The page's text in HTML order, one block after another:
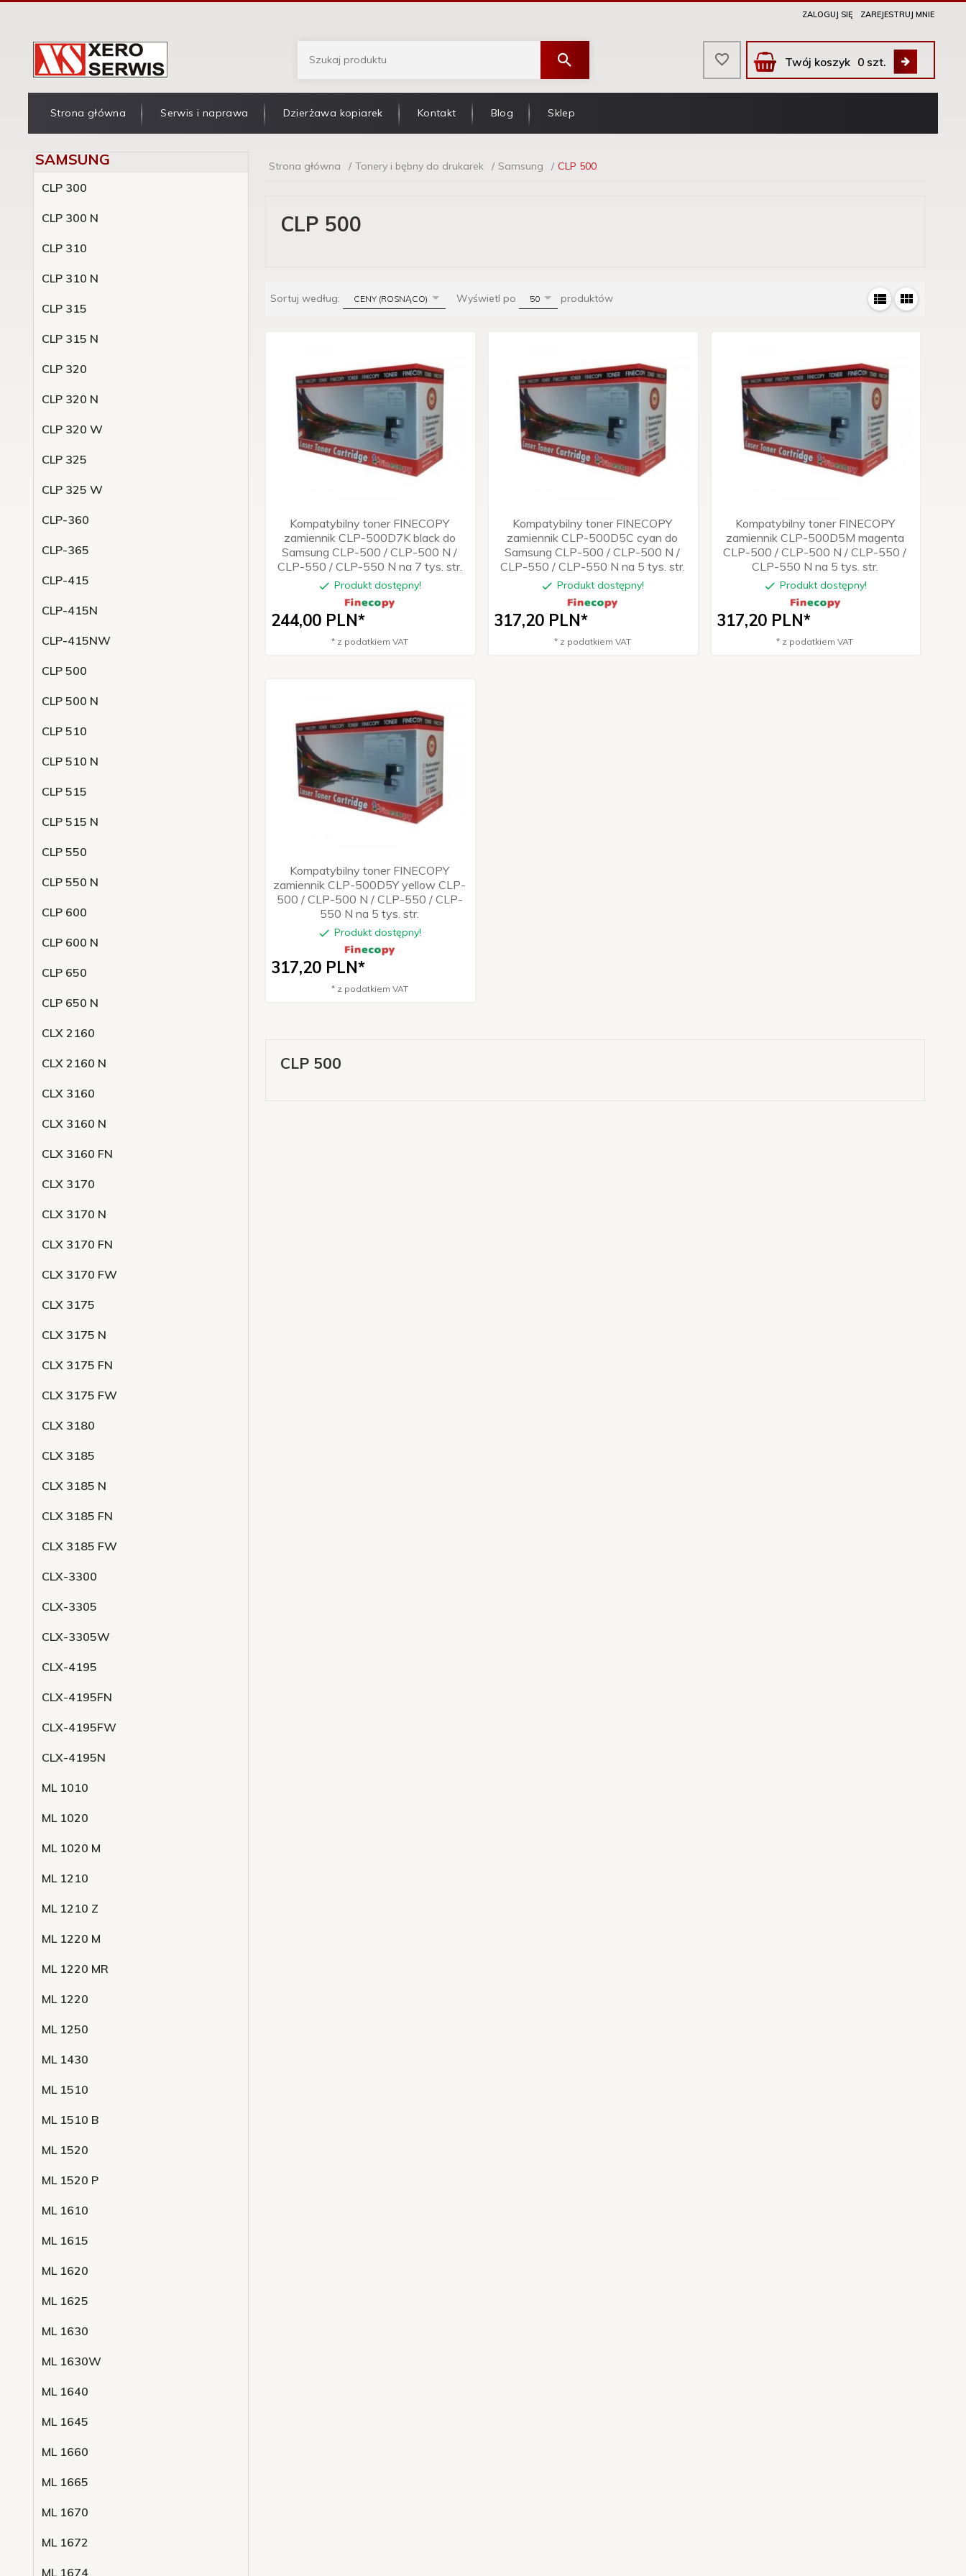
ZALOGUJ SIĘ ZAREJESTRUJ MNIE
Twój koszyk 0szt.
Strona główna Serwis i naprawa Dzierżawa kopiarek Kontakt Blog Sklep
SAMSUNG
CLP 300
CLP 300 N
CLP 310
CLP 310 N
CLP 315
CLP 315 N
CLP 320
CLP 320 N
CLP 320 W
CLP 325
CLP 325 W
CLP-360
CLP-365
CLP-415
CLP-415N
CLP-415NW
CLP 500
CLP 500 N
CLP 510
CLP 510 N
CLP 515
CLP 515 N
CLP 550
CLP 550 N
CLP 600
CLP 600 N
CLP 650
CLP 650 N
CLX 2160
CLX 2160 N
CLX 3160
CLX 3160 N
CLX 3160 FN
CLX 3170
CLX 3170 N
CLX 3170 FN
CLX 3170 FW
CLX 3175
CLX 3175 N
CLX 3175 FN
CLX 3175 FW
CLX 3180
CLX 3185
CLX 3185 N
CLX 3185 FN
CLX 3185 FW
CLX-3300
CLX-3305
CLX-3305W
CLX-4195
CLX-4195FN
CLX-4195FW
CLX-4195N
ML 1010
ML 1020
ML 1020 M
ML 1210
ML 1210 Z
ML 1220 M
ML 1220 MR
ML 1220
ML 1250
ML 1430
ML 1510
ML 1510 B
ML 1520
ML 1520 P
ML 1610
ML 1615
ML 1620
ML 1625
ML 1630
ML 1630W
ML 1640
ML 1645
ML 1660
ML 1665
ML 1670
ML 1672
ML 1674
Strona główna Tonery i bębny do drukarek Samsung CLP 500
CLP 500
Sortuj według: sortCENY (ROSNĄCO) Wyświetl po pop
50 produktów
Kompatybilny toner FINECOPY
zamiennik CLP-500D7K black do
Samsung CLP-500 / CLP-500 N /
CLP-550 / CLP-550 N na 7 tys. str.
Produkt dostępny!
244,00 PLN*
* z podatkiem VAT
Kompatybilny toner FINECOPY
zamiennik CLP-500D5C cyan do
Samsung CLP-500 / CLP-500 N /
CLP-550 / CLP-550 N na 5 tys. str.
Produkt dostępny!
317,20PLN*
* z podatkiem VAT
Kompatybilny toner FINECOPY
zamiennik CLP-500D5M magenta
CLP-500 / CLP-500 N / CLP-550 /
CLP-550 N na 5 tys. str.
Produkt dostępny!
317,20PLN*
* z podatkiem VAT
Kompatybilny toner FINECOPY
zamiennik CLP-500D5Y yellow CLP-
500 / CLP-500 N / CLP-550 / CLP-
550 N na 5 tys. str.
Produkt dostępny!
317,20 PLN*
* z podatkiem VAT
CLP 500